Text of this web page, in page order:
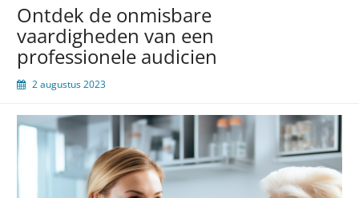
van
mline
voor
betere
Ontdek de onmisbare
vaardigheden van een
professionele audicien
2 augustus 2023